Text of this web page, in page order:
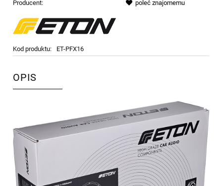
Producent:
Kod produktu: ET-PFX16
poleć znajomemu
OPIS